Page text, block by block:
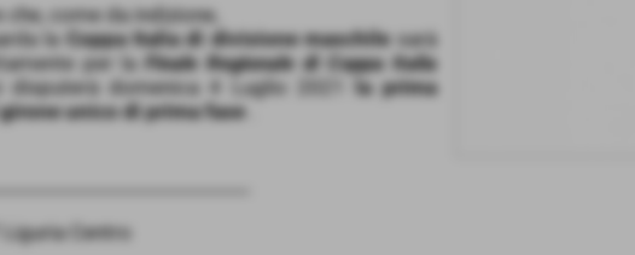
che, come da indizione,
la Coppa Italia di divisione maschilesarà
per la
Finale Regionale di Coppa Italia
disputerà domenica 4 Luglio 2021
la prima
unico di prima fase
Liguria Centro